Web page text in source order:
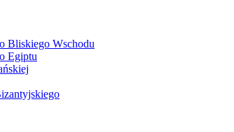
Bliskiego Wschodu
Egiptu